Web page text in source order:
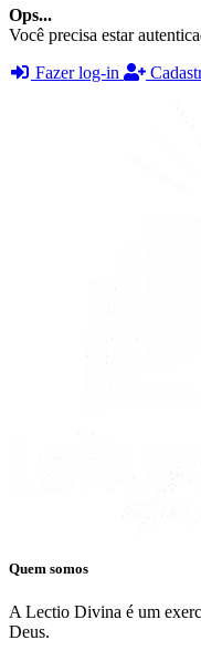
Ops...
Você precisa estar
Fazer log-in
Quem somos
A Lectio Divina é um
Deus.